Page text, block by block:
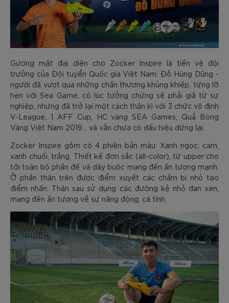
Gương mặt đại diện cho Zocker Inspire là tiền vệ đội
trưởng của Đội tuyển Quốc gia Việt Nam: Đỗ Hùng Dũng -
người đã vượt qua những chấn thương khủng khiếp, từng lỡ
hẹn với Sea Game, có lúc tưởng chừng sẽ phải giã từ sự
nghiệp, nhưng đã trở lại một cách thần kì với 3 chức vô định
V-League, 1 AFF Cup, HC vàng SEA Games, Quả Bóng
Vàng Việt Nam 2019… và vẫn chưa có dấu hiệu dừng lại.
Zocker Inspire gồm có 4 phiên bản màu: Xanh ngọc, cam,
xanh chuối, trắng. Thiết kế đơn sắc (all-color), từ upper cho
tới toàn bộ phần đế và dây buộc mang đến ấn tượng mạnh.
Ở phần thân trên được điểm xuyết các chấm bi nhỏ tạo
điểm nhấn. Thân sau sử dụng các đường kẻ nhỏ đan xen,
mang đến ấn tượng về sự năng động, cá tính.